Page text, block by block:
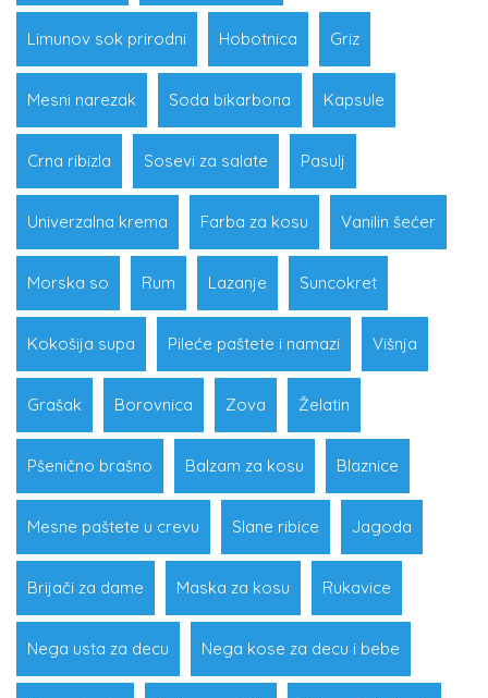
Limunov sok prirodni Hobotnica Griz
Mesni narezak Soda bikarbona Kapsule
Crna ribizla Sosevi za salate Pasulj
Univerzalna krema Farba za kosu Vanilin šećer
Morska so Rum Lazanje Suncokret
Kokošija supa Pileće paštete i namazi Višnja
Grašak Borovnica Zova Želatin
Pšenično brašno Balzam za kosu Blaznice
Mesne paštete u crevu Slane ribice Jagoda
Brijači za dame Maska za kosu Rukavice
Nega usta za decu Nega kose za decu i bebe